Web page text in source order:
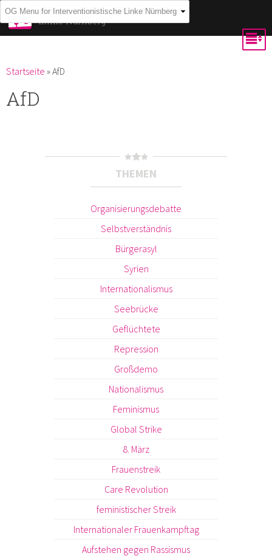
Direkt
zum
Inhalt
Interventionistische
Linke Nürnberg
Du bist hier
Startseite »AfD
AfD
THEMEN
Organisierungsdebatte
Selbstverständnis
Bürgerasyl
Syrien
Internationalismus
Seebrücke
Geflüchtete
Repression
Großdemo
Nationalismus
Feminismus
Global Strike
8. März
Frauenstreik
Care Revolution
feministischer Streik
Internationaler Frauenkampftag
Aufstehen gegen Rassismus